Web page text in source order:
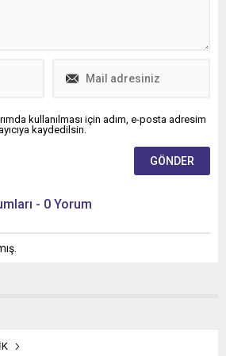
kullanılması için adım, e-posta adresim
kaydedilsin.
- 0 Yorum